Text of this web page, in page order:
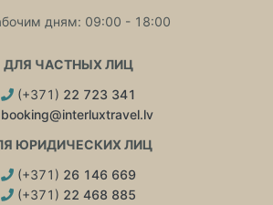
дням: 09:00 - 18:00
ДЛЯ ЧАСТНЫХ ЛИЦ
(+371) 22 723 341
booking@interluxtravel.lv
ЮРИДИЧЕСКИХ ЛИЦ
(+371) 26 146 669
(+371) 22 468 885